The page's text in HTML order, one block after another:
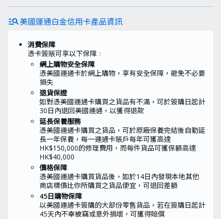
manage_search美國運通白金信用卡產品資訊
消費保障
憑卡簽賬可享以下保障﹕
網上購物安全保障
憑美國運通卡於網上購物，享有安全保障，避免不必要
損失
退貨保證
如對憑美國運通卡購買之貨品有不滿，可於簽購日起計
30日內退回美國運通，以獲得退款
延長保養服務
憑美國運通卡購買之貨品，可於原廠保養完結後自動延
長一年保養，每一運通卡賬戶每年可獲高達
HK$150,000的修理費用，而每件貨品可獲保額高達
HK$40,000
價格保障
憑美國運通卡購買貨品後，如於14日內發現本地其他
商店標價比你所購買之貨品便宜，可退回差額
45日購物保障
以美國運通卡簽購的大部份零售貨品，若在簽購日起計
45天內不幸被竊或意外損壞，可獲得賠償